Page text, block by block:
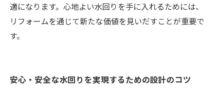
適になります。心地よい水回りを手に入れるためには、
リフォームを通じて新たな価値を見いだすことが重要で
す。
安心・安全な水回りを実現するための設計のコツ